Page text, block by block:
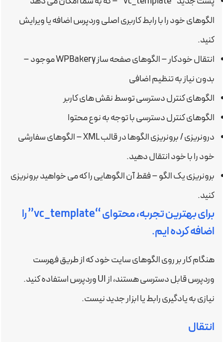
الگوهای خود را با رابط کاربری اصلی وردپرس اضافه یا ویرایش
کنید.
انتقال خودکار – الگوهای صفحه ساز WPBakery موجود –
بدون نیاز به تنظیم اضافی
الگوهای کنترل دسترسی توسط نقش های کاربر
الگوهای کنترل دسترسی با توجه به نوع محتوا
درونریزی / برونریزی الگوها در قالب XML – الگوهای سفارشی
خود را با خود انتقال دهید.
برونریزی یک الگو – فقط آن الگوهایی را که می خواهید برونریزی
کنید.
برای بهترین تجربه، محتوای “vc_template” را
اضافه کرده ایم.
هنگام کار بر روی الگوهای سایت خود که از طریق فهرست
وردپرس قابل دسترسی هستند، از UI وردپرس استفاده کنید.
نیازی به یادگیری رابط یا ابزار جدید نیست.
انتقال